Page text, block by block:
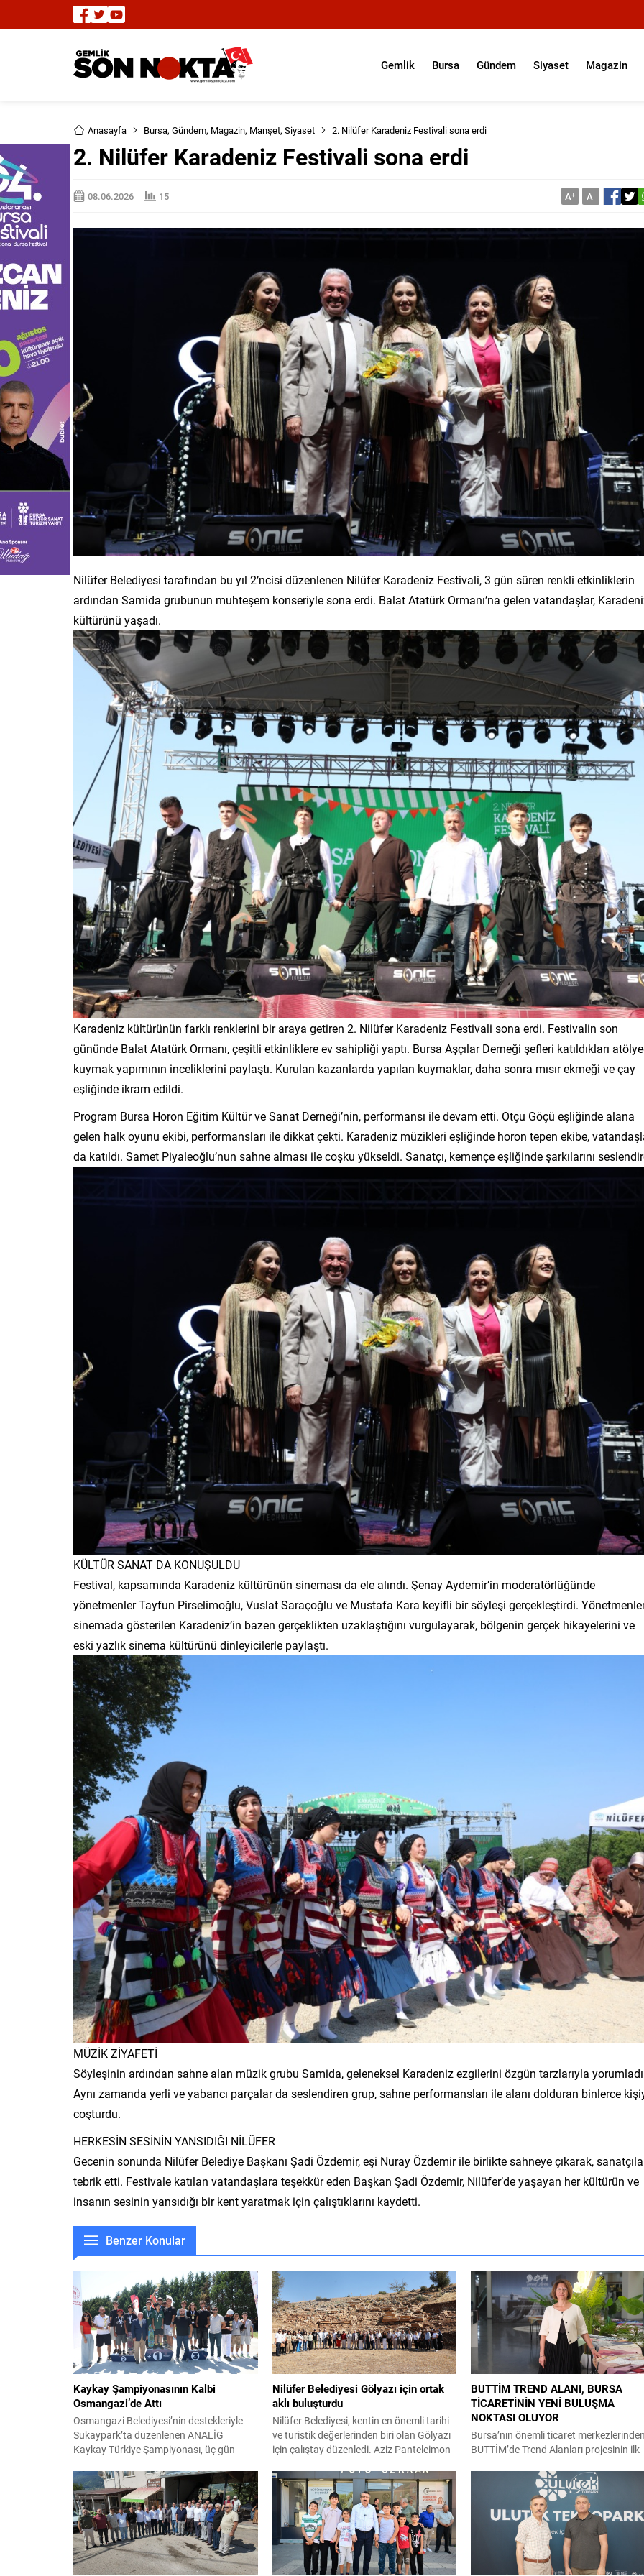
Gemlik Bursa Gündem Siyaset Magazin
Anasayfa Bursa, Gündem, Magazin, Manşet, Siyaset 2. Nilüfer Karadeniz Festivali sona erdi
2. Nilüfer Karadeniz Festivali sona erdi
08.06.2026 15 A+ A-
Nilüfer Belediyesi tarafından bu yıl 2’ncisi düzenlenen Nilüfer Karadeniz Festivali, 3 gün süren renkli etkinliklerin
ardından Samida grubunun muhteşem konseriyle sona erdi. Balat Atatürk Ormanı’na gelen vatandaşlar,
kültürünü yaşadı.
Karadeniz kültürünün farklı renklerini bir araya getiren 2. Nilüfer Karadeniz Festivali sona erdi. Festivalin son
gününde Balat Atatürk Ormanı, çeşitli etkinliklere ev sahipliği yaptı. Bursa Aşçılar Derneği şefleri katıldıkları
kuymak yapımının inceliklerini paylaştı. Kurulan kazanlarda yapılan kuymaklar, daha sonra mısır ekmeği ve çay
eşliğinde ikram edildi.
Program Bursa Horon Eğitim Kültür ve Sanat Derneği’nin, performansı ile devam etti. Otçu Göçü eşliğinde alana
gelen halk oyunu ekibi, performansları ile dikkat çekti. Karadeniz müzikleri eşliğinde horon tepen ekibe,
da katıldı. Samet Piyaleoğlu’nun sahne alması ile coşku yükseldi. Sanatçı, kemençe eşliğinde şarkılarını
KÜLTÜR SANAT DA KONUŞULDU
Festival, kapsamında Karadeniz kültürünün sineması da ele alındı. Şenay Aydemir’in moderatörlüğünde
yönetmenler Tayfun Pirselimoğlu, Vuslat Saraçoğlu ve Mustafa Kara keyifli bir söyleşi gerçekleştirdi.
sinemada gösterilen Karadeniz’in bazen gerçeklikten uzaklaştığını vurgulayarak, bölgenin gerçek hikayelerini ve
eski yazlık sinema kültürünü dinleyicilerle paylaştı.
MÜZİK ZİYAFETİ
Söyleşinin ardından sahne alan müzik grubu Samida, geleneksel Karadeniz ezgilerini özgün tarzlarıyla
Aynı zamanda yerli ve yabancı parçalar da seslendiren grup, sahne performansları ile alanı dolduran binlerce
coşturdu.
HERKESİN SESİNİN YANSIDIĞI NİLÜFER
Gecenin sonunda Nilüfer Belediye Başkanı Şadi Özdemir, eşi Nuray Özdemir ile birlikte sahneye çıkarak,
tebrik etti. Festivale katılan vatandaşlara teşekkür eden Başkan Şadi Özdemir, Nilüfer’de yaşayan her kültürün ve
insanın sesinin yansıdığı bir kent yaratmak için çalıştıklarını kaydetti.
Benzer Konular
Kaykay Şampiyonasının Kalbi
Osmangazi’de Attı
Osmangazi Belediyesi’nin destekleriyle
Sukaypark’ta düzenlenen ANALİG
Kaykay Türkiye Şampiyonası, üç gün
mücadelelere sahne oldu. Final
performanslarının ardından dereceye
giren sporculara kupa ve madalyaları
takdim edildi. Bursa’nın önemli spor
tesislerinden Sukaypark, kaykay
sporunun genç yıldızlarını ağırladı.
Gençlik ve Spor Bakanlığı Spor Hizmetleri
Nilüfer Belediyesi Gölyazı için ortak
aklı buluşturdu
Nilüfer Belediyesi, kentin en önemli tarihi
ve turistik değerlerinden biri olan Gölyazı
için çalıştay düzenledi. Aziz Panteleimon
arkeolojik değerleri ve doğal güzellikleriyle
dünya standartlarında bir turizm
destinasyonuna dönüştürülmesi hedefi
vurgulandı. Nilüfer Belediyesi, tarihi ve
turistik özellikleri ile öne çıkan Gölyazı için
kapsamlı bir çalıştay düzenledi. Gölyazı
Aziz...
BUTTİM TREND ALANI, BURSA
TİCARETİNİN YENİ BULUŞMA
NOKTASI OLUYOR
Bursa’nın önemli ticaret
BUTTİM’de Trend Alanları projesinin ilk
sunuldu. Projenin tamamlanmasıyla
birlikte tüm BUTTİM üreticilerinin en
ürünlerinin tek alanda buluşturulması
hedefleniyor. Bursa’nın önemli ticaret
merkezlerinden BUTTİM’de, ticaretin ve
sektörlerin buluşma noktası olacak
bir proje hayata geçirildi. Trend